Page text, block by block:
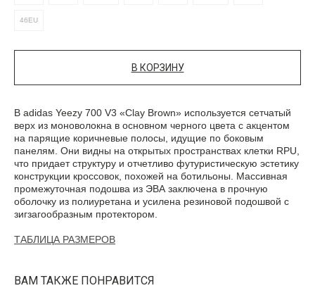
46EU
В КОРЗИНУ
В adidas Yeezy 700 V3 «Clay Brown» используется сетчатый
верх из моноволокна в основном черного цвета с акцентом
на парящие коричневые полосы, идущие по боковым
панелям. Они видны на открытых пространствах клетки RPU,
что придает структуру и отчетливо футуристическую эстетику
конструкции кроссовок, похожей на ботильоны. Массивная
промежуточная подошва из ЭВА заключена в прочную
оболочку из полиуретана и усилена резиновой подошвой с
зигзагообразным протектором.
ТАБЛИЦА РАЗМЕРОВ
ВАМ ТАКЖЕ ПОНРАВИТСЯ